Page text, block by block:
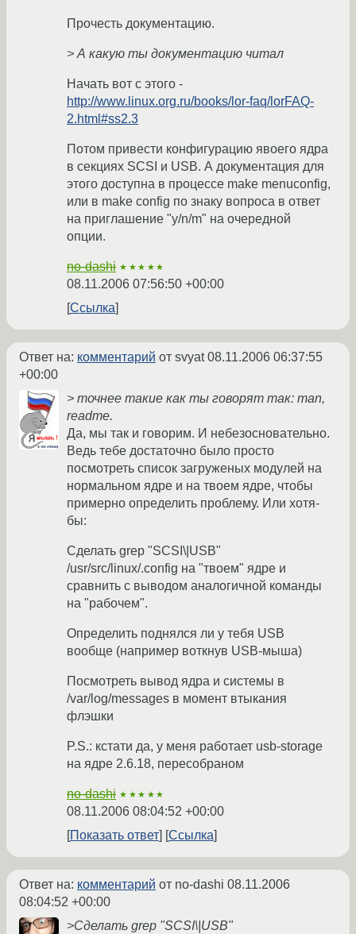
Прочесть документацию.
> А какую ты документацию читал
Начать вот с этого -
http://www.linux.org.ru/books/lor-faq/lorFAQ-
2.html#ss2.3
Потом привести конфигурацию явоего ядра
в секциях SCSI и USB. А документация для
этого доступна в процессе make menuconfig,
или в make config по знаку вопроса в ответ
на приглашение "y/n/m" на очередной
опции.
no-dashi ★★★★★
08.11.2006 07:56:50 +00:00
Ссылка
Ответ на: комментарий от svyat08.11.2006 06:37:55
+00:00
> точнее такие как ты говорят так: man,
readme.
Да, мы так и говорим. И небезосновательно.
Ведь тебе достаточно было просто
посмотреть список загруженых модулей на
нормальном ядре и на твоем ядре, чтобы
примерно определить проблему. Или хотя-
бы:
Сделать grep "SCSI\|USB"
/usr/src/linux/.config на "твоем" ядре и
сравнить с выводом аналогичной команды
на "рабочем".
Определить поднялся ли у тебя USB
вообще (например воткнув USB-мыша)
Посмотреть вывод ядра и системы в
/var/log/messages в момент втыкания
флэшки
P.S.: кстати да, у меня работает usb-storage
на ядре 2.6.18, пересобраном
no-dashi ★★★★★
08.11.2006 08:04:52 +00:00
Показать ответ
Ссылка
Ответ на: комментарий от no-dashi 08.11.2006
08:04:52 +00:00
>Сделать grep "SCSI\|USB"